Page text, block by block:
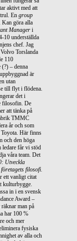
aktivt med att
En group
Kan göra alla
Manager i
10 underställda
chef. Jag
Torslanda
110
– denna
är
utan
till flyt i flödena.
det i
filosofin. De
att tänka på
TMMC
år och som
Toyota. Här finns
och den höga
ledare får vi stöd
våra team. Det
Utveckla
filosofi.
ett vanligt citat
kulturbygge.
in i en svensk
Award –
man på
har 100 %
och mer
fysiska
av alla och